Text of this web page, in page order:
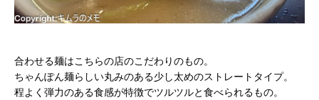
合わせる麺はこちらの店のこだわりのもの。
ちゃんぽん麺らしい丸みのある少し太めのストレートタイプ。
程よく弾力のある食感が特徴でツルツルと食べられるもの。